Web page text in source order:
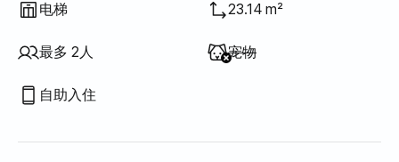
电梯 23.14 m²
最多 2人 不提供
宠物
自助入住